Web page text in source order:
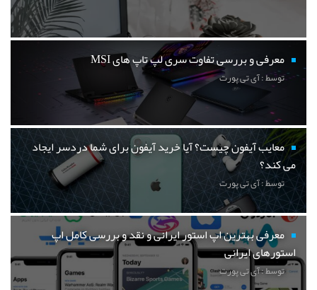
معرفی و بررسی تفاوت سری لپ تاپ های MSI
توسط : آی تی پورت
معایب آیفون چیست؟ آیا خرید آیفون برای شما دردسر ایجاد
می کند؟
توسط : آی تی پورت
معرفی بهترین اپ استور ایرانی و نقد و بررسی کامل اپ
استورهای ایرانی
توسط : آی تی پورت